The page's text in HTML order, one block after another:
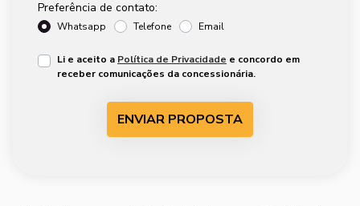
Preferência de contato:
Whatsapp Telefone Email
Li e aceito a Política de Privacidade e concordo em
receber comunicações da concessionária.
ENVIAR PROPOSTA